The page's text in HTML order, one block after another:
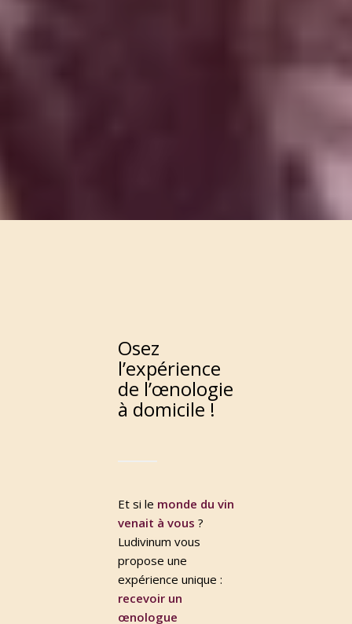
Osez
l’expérience
de l’œnologie
à domicile !
Et si le monde du vin
venait à vous ?
Ludivinum vous
propose une
expérience unique :
recevoir un
œnologue